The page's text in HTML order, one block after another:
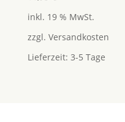
mit
von 5
inkl. 19 % MwSt.
zzgl. Versandkosten
Lieferzeit: 3-5 Tage